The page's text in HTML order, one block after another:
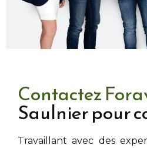
Contactez
Saulnier pour
Travaillant avec des